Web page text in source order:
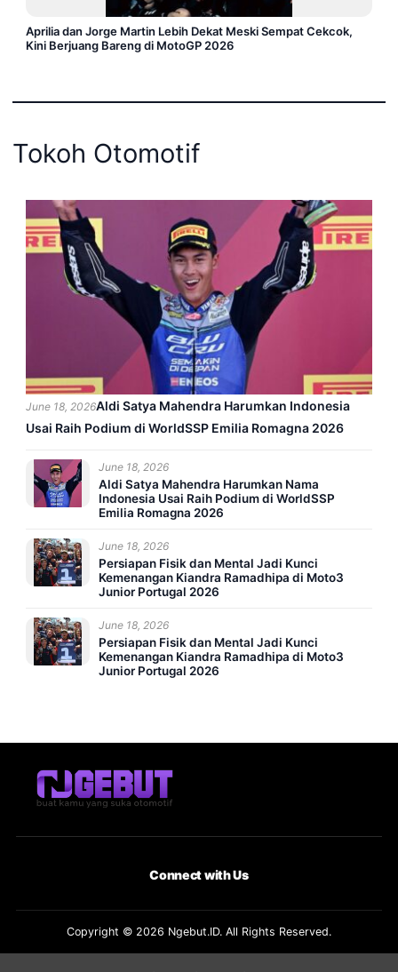
Aprilia dan Jorge Martin Lebih Dekat Meski Sempat Cekcok,
Kini Berjuang Bareng di MotoGP 2026
Tokoh Otomotif
June 18, 2026Aldi Satya Mahendra Harumkan Indonesia
Usai Raih Podium di WorldSSP Emilia Romagna 2026
June 18, 2026
Aldi Satya Mahendra Harumkan Nama
Indonesia Usai Raih Podium di WorldSSP
Emilia Romagna 2026
June 18, 2026
Persiapan Fisik dan Mental Jadi Kunci
Kemenangan Kiandra Ramadhipa di Moto3
Junior Portugal 2026
June 18, 2026
Persiapan Fisik dan Mental Jadi Kunci
Kemenangan Kiandra Ramadhipa di Moto3
Junior Portugal 2026
Connect with Us
Copyright © 2026 Ngebut.ID. All Rights Reserved.